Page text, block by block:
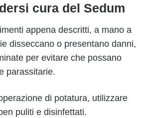
cura del Sedum
appena descritti, a mano a
disseccano o presentano danni,
per evitare che possano
parassitarie.
di potatura, utilizzare
puliti e disinfettati.